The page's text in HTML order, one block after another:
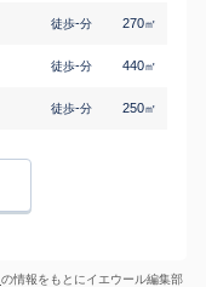
徒歩-分 270㎡
徒歩-分 440㎡
徒歩-分 250㎡
の情報をもとにイエウール編集部